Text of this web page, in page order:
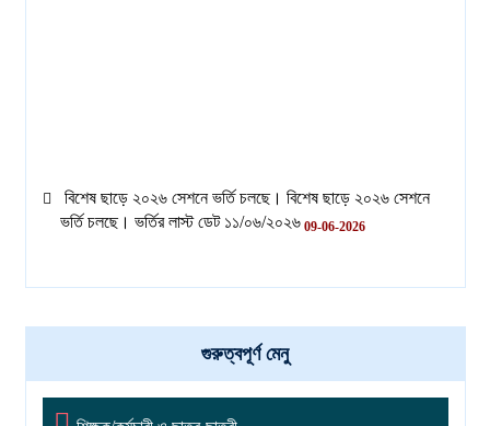
বিশেষ ছাড়ে ২০২৬ সেশনে ভর্তি চলছে। বিশেষ ছাড়ে ২০২৬ সেশনে
ভর্তি চলছে। ভর্তির লাস্ট ডেট ১১/০৬/২০২৬ 09-06-2026
ভর্তি চলছে। ভর্তির লাস্ট ডেট ১১/০৬/২০২৬ 09-06-2026
গুরুত্বপূর্ণ মেনু